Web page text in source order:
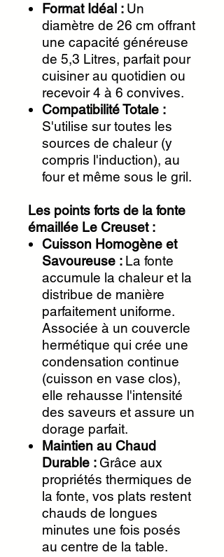
Format Idéal : Un
diamètre de 26 cm offrant
une capacité généreuse
de 5,3 Litres, parfait pour
cuisiner au quotidien ou
recevoir 4 à 6 convives.
Compatibilité Totale :
S'utilise sur toutes les
sources de chaleur (y
compris l'induction), au
four et même sous le gril.
Les points forts de la fonte
émaillée Le Creuset :
Cuisson Homogène et
Savoureuse : La fonte
accumule la chaleur et la
distribue de manière
parfaitement uniforme.
Associée à un couvercle
hermétique qui crée une
condensation continue
(cuisson en vase clos),
elle rehausse l'intensité
des saveurs et assure un
dorage parfait.
Maintien au Chaud
Durable : Grâce aux
propriétés thermiques de
la fonte, vos plats restent
chauds de longues
minutes une fois posés
au centre de la table.